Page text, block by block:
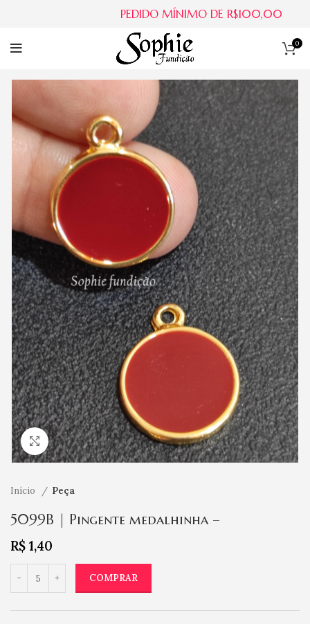
0
Clique para ampliar
Início Peça
5099B | Pingente medalhinha –
R$ 1,40
COMPRAR
PEDIDO MÍNIMO DE R$100,00